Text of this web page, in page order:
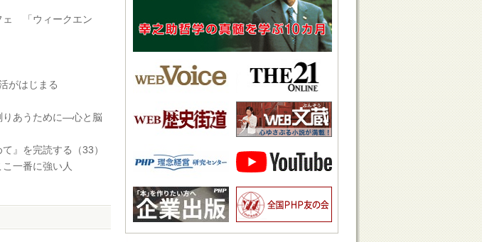
「ウィークエン
がはじまる
あうために―心と脳
を完読する（33）
一番に強い人